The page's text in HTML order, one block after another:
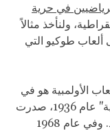
في حرية
ولنأخذ مثالاً
ألعاب طوكيو التي
الأولمبية هو في
أغلبه تاريخ من الفشل. في "الأولمبياد النازية" عام 1936، صدرت
دعوات بالمقاطعة ولكن لم يلتفت إليها أحد. وفي عام 1968